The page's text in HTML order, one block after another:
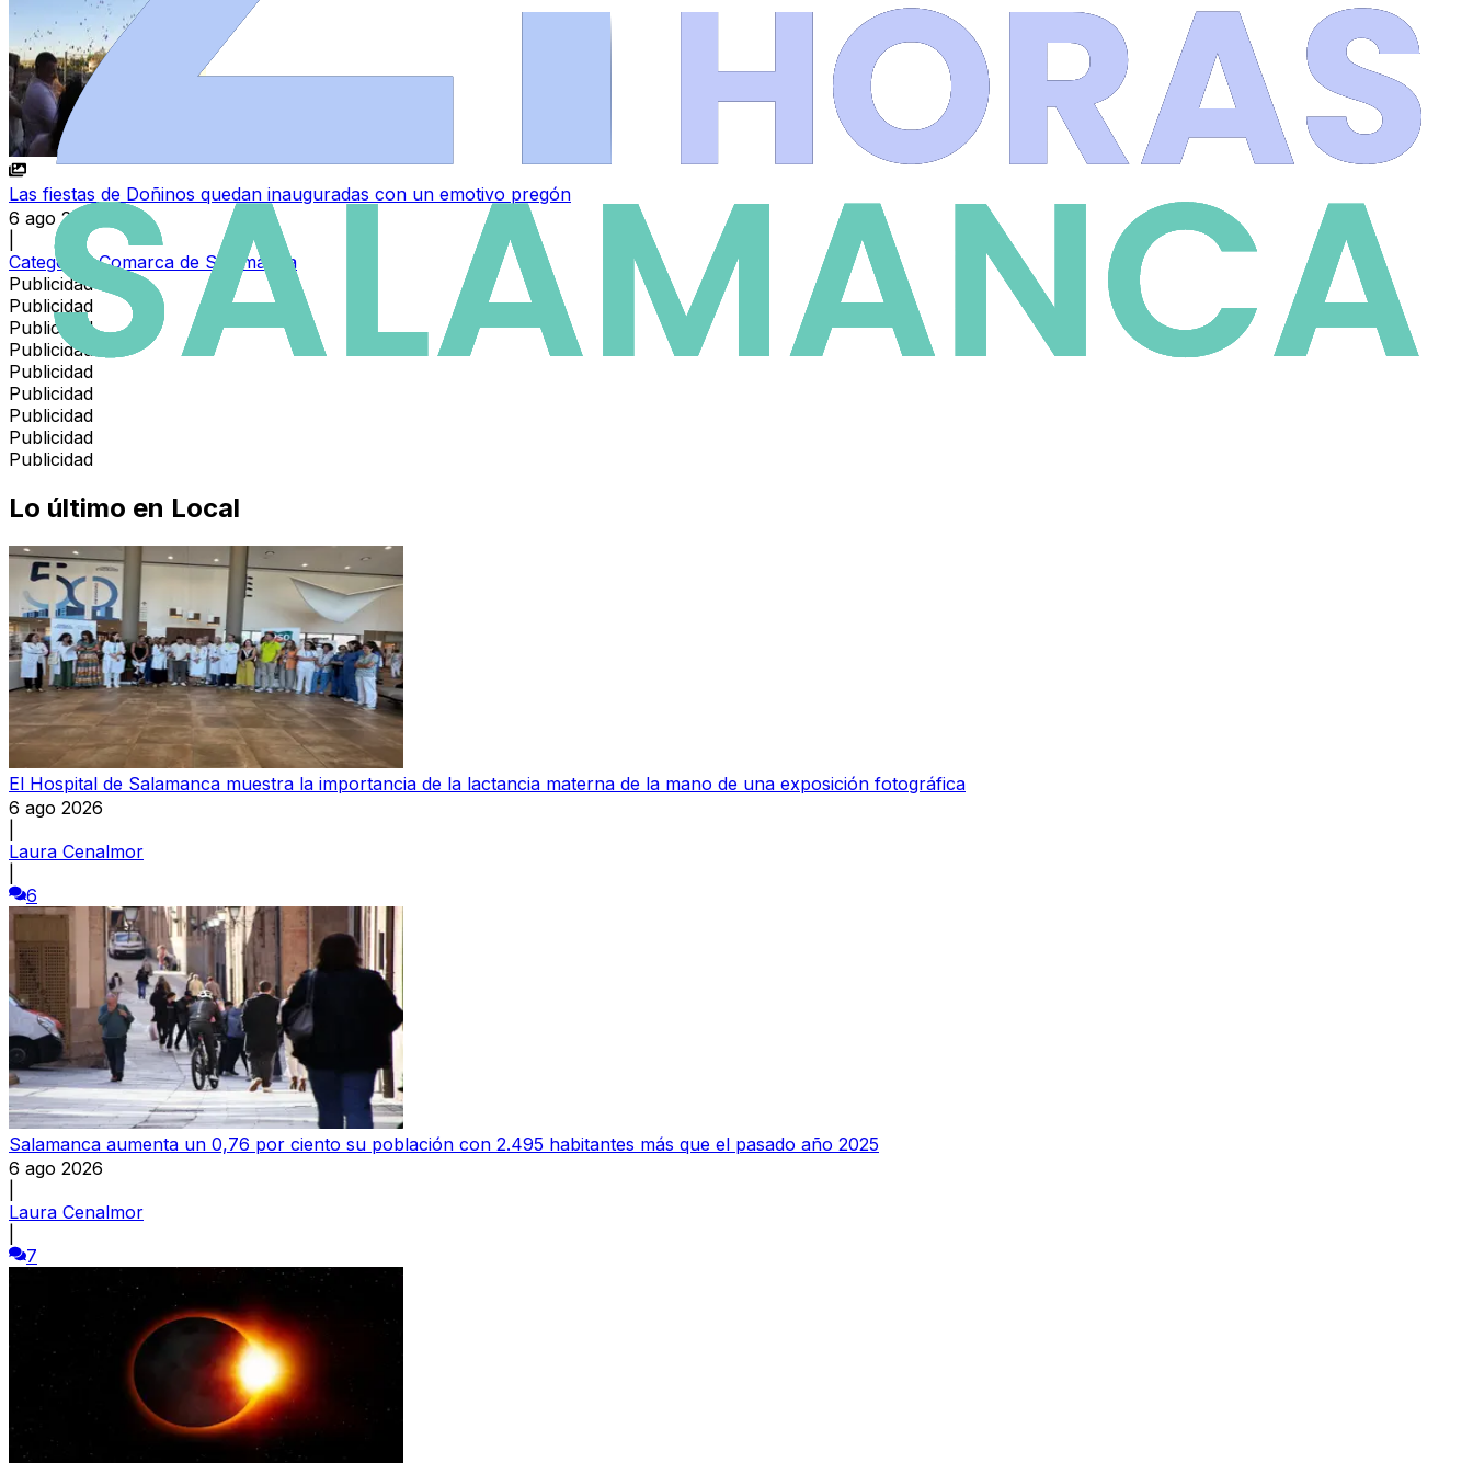
Las fiestas de Doñinos quedan inauguradas con un emotivo pregón
6 ago 2026
Categoría:Comarca de Salamanca
Publicidad
Publicidad
Publicidad
Publicidad
Publicidad
Publicidad
Publicidad
Publicidad
Publicidad
Lo último en Local
El Hospital de Salamanca muestra la importancia de la lactancia materna de la mano de una exposición fotográfica
6 ago 2026
Laura Cenalmor
6
Salamanca aumenta un 0,76 por ciento su población con 2.495 habitantes más que el pasado año 2025
6 ago 2026
Laura Cenalmor
7